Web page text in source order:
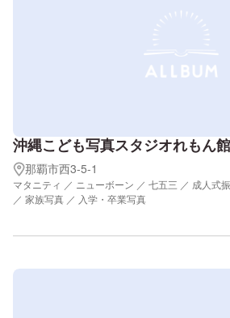
沖縄こども写真スタジオれもん
那覇市西3-5-1
マタニティ ／ ニューボーン ／ 七五三 ／ 成人式
／ 家族写真 ／ 入学・卒業写真